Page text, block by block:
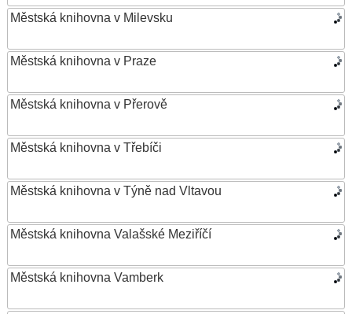
Městská knihovna v Milevsku
Městská knihovna v Praze
Městská knihovna v Přerově
Městská knihovna v Třebíči
Městská knihovna v Týně nad Vltavou
Městská knihovna Valašské Meziříčí
Městská knihovna Vamberk